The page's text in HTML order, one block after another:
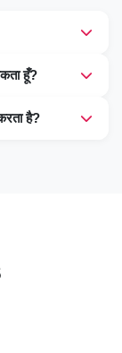
खतरा या अकाउंट
हूँ?
सेशन से कोई
है?